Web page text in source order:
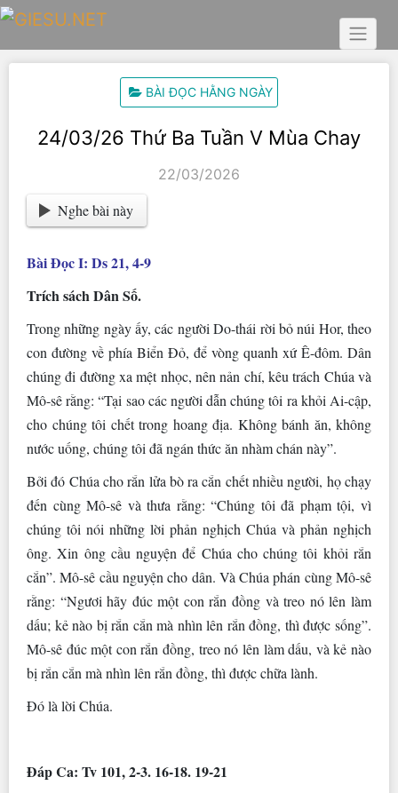
Skip
content
BÀI ĐỌC HẰNG NGÀY
24/03/26 Thứ Ba Tuần V Mùa Chay
22/03/2026
Nghe bài này
Bài Ðọc I: Ds 21, 4-9
Trích sách Dân Số.
Trong những ngày ấy, các người Do-thái rời bỏ núi Hor, theo
con đường về phía Biển Ðỏ, để vòng quanh xứ Ê-đôm. Dân
chúng đi đường xa mệt nhọc, nên nản chí, kêu trách Chúa và
Mô-sê rằng: “Tại sao các người dẫn chúng tôi ra khỏi Ai-cập,
cho chúng tôi chết trong hoang địa. Không bánh ăn, không
nước uống, chúng tôi đã ngán thức ăn nhàm chán này”.
Bởi đó Chúa cho rắn lửa bò ra cắn chết nhiều người, họ chạy
đến cùng Mô-sê và thưa rằng: “Chúng tôi đã phạm tội, vì
chúng tôi nói những lời phản nghịch Chúa và phản nghịch
ông. Xin ông cầu nguyện để Chúa cho chúng tôi khỏi rắn
cắn”. Mô-sê cầu nguyện cho dân. Và Chúa phán cùng Mô-sê
rằng: “Ngươi hãy đúc một con rắn đồng và treo nó lên làm
dấu; kẻ nào bị rắn cắn mà nhìn lên rắn đồng, thì được sống”.
Mô-sê đúc một con rắn đồng, treo nó lên làm dấu, và kẻ nào
bị rắn cắn mà nhìn lên rắn đồng, thì được chữa lành.
Ðó là lời Chúa.
Ðáp Ca: Tv 101, 2-3. 16-18. 19-21